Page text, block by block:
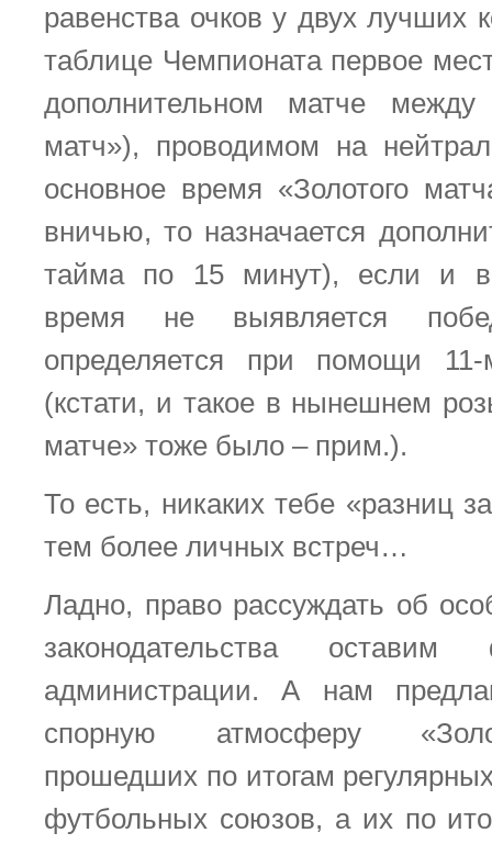
равенства очков у двух лучших
таблице Чемпионата первое
дополнительном матче
матч»), проводимом на
основное время «Золотого
вничью, то назначается
тайма по 15 минут), если и в
время не выявляется
определяется при помощи 11-
(кстати, и такое в нынешнем
матче» тоже было – прим.).
То есть, никаких тебе «разниц
тем более личных встреч…
Ладно, право рассуждать об
законодательства
администрации. А нам
спорную атмосферу
прошедших по итогам
футбольных союзов, а их по